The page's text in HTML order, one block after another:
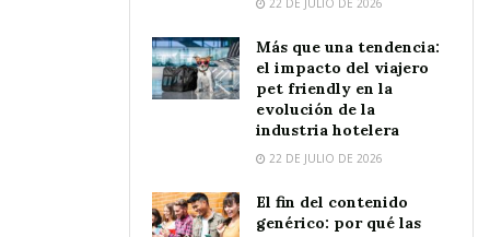
22 DE JULIO DE 2026
Más que una tendencia:
el impacto del viajero
pet friendly en la
evolución de la
industria hotelera
22 DE JULIO DE 2026
El fin del contenido
genérico: por qué las